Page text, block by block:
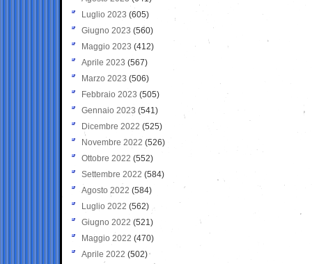
Luglio 2023 (605)
Giugno 2023 (560)
Maggio 2023 (412)
Aprile 2023 (567)
Marzo 2023 (506)
Febbraio 2023 (505)
Gennaio 2023 (541)
Dicembre 2022 (525)
Novembre 2022 (526)
Ottobre 2022 (552)
Settembre 2022 (584)
Agosto 2022 (584)
Luglio 2022 (562)
Giugno 2022 (521)
Maggio 2022 (470)
Aprile 2022 (502)